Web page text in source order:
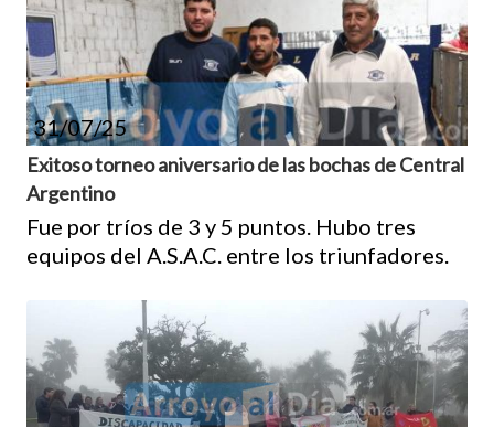
31/07/25
Exitoso torneo aniversario de las bochas de Central
Argentino
Fue por tríos de 3 y 5 puntos. Hubo tres
equipos del A.S.A.C. entre los triunfadores.